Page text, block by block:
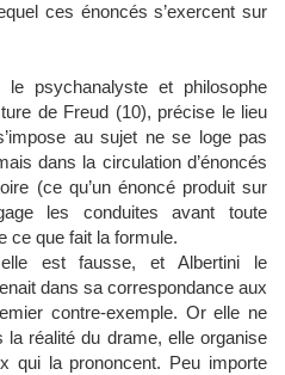
ces énoncés s’exercent sur
psychanalyste et philosophe
de Freud (10), précise le lieu
au sujet ne se loge pas
dans la circulation d’énoncés
(ce qu’un énoncé produit sur
les conduites avant toute
ce que fait la formule.
est fausse, et Albertini le
dans sa correspondance aux
contre-exemple. Or elle ne
la réalité du drame, elle organise
qui la prononcent. Peu importe